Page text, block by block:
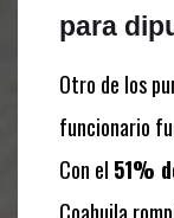
para
Otro de los
funcionario
Con el 51%
Coahuila